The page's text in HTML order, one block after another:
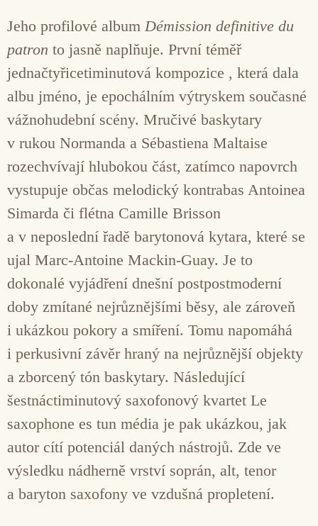
Jeho profilové album Démission definitive du
patron to jasně naplňuje. První téměř
jednačtyřicetiminutová kompozice , která dala
albu jméno, je epochálním výtryskem současné
vážnohudební scény. Mručivé baskytary
v rukou Normanda a Sébastiena Maltaise
rozechvívají hlubokou část, zatímco napovrch
vystupuje občas melodický kontrabas Antoinea
Simarda či flétna Camille Brisson
a v neposlední řadě barytonová kytara, které se
ujal Marc-Antoine Mackin-Guay. Je to
dokonalé vyjádření dnešní postpostmoderní
doby zmítané nejrůznějšími běsy, ale zároveň
i ukázkou pokory a smíření. Tomu napomáhá
i perkusivní závěr hraný na nejrůznější objekty
a zborcený tón baskytary. Následující
šestnáctiminutový saxofonový kvartet Le
saxophone es tun média je pak ukázkou, jak
autor cítí potenciál daných nástrojů. Zde ve
výsledku nádherně vrství soprán, alt, tenor
a baryton saxofony ve vzdušná propletení.